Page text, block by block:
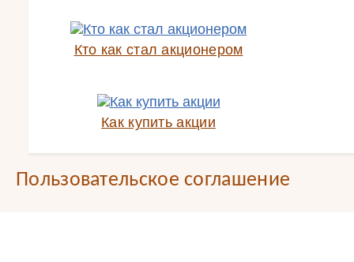
Кто как стал акционером
Как купить акции
Пользовательское соглашение